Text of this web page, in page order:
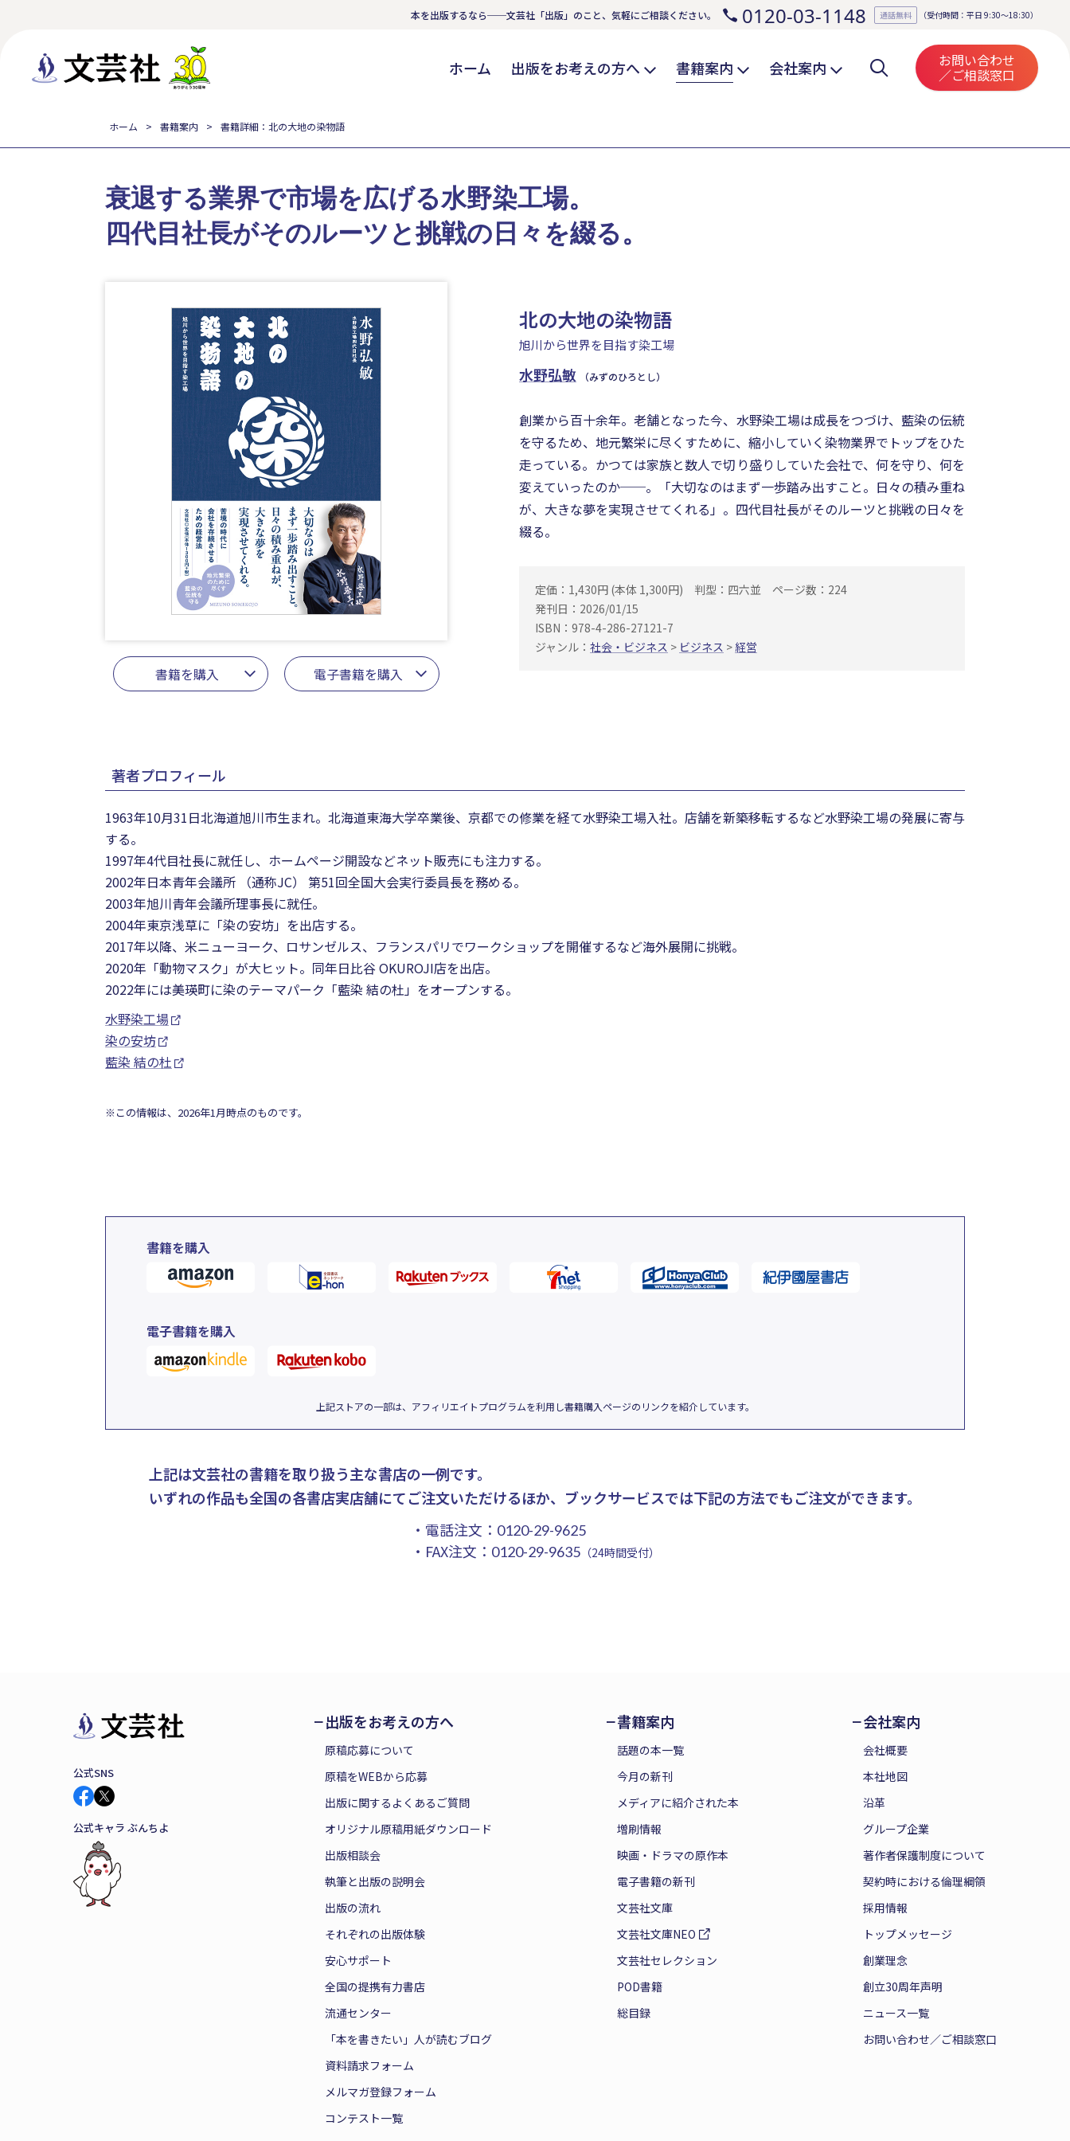
本を出版するなら──文芸社「出版」のこと、気軽にご相談ください。 0120-03-1148 通話無料 （受付時間：平日 9:30～18:30）
ホーム 出版をお考えの方へ 書籍案内 会社案内 お問い合わせ
／ご相談窓口
ホーム 書籍案内 書籍詳細：北の大地の染物語
北の大地の染物語
旭川から世界を目指す染工場
水野弘敏 （みずのひろとし）
書籍を購入 電子書籍を購入
衰退する業界で市場を広げる水野染工場。
四代目社長がそのルーツと挑戦の日々を綴る。
創業から百十余年。老舗となった今、水野染工場は成長をつづけ、藍染の伝統
を守るため、地元繁栄に尽くすために、縮小していく染物業界でトップをひた
走っている。かつては家族と数人で切り盛りしていた会社で、何を守り、何を
変えていったのか──。「大切なのはまず一歩踏み出すこと。日々の積み重ね
が、大きな夢を実現させてくれる」。四代目社長がそのルーツと挑戦の日々を
綴る。
定価：1,430円 (本体 1,300円) 判型：四六並
ページ数：224
発刊日：2026/01/15
ISBN：978-4-286-27121-7
ジャンル： 社会・ビジネス > ビジネス >経営
著者プロフィール
1963年10月31日北海道旭川市生まれ。北海道東海大学卒業後、京都での修業を経て水野染工場入社。店舗を新築移転するなど水野染工場の発展に寄与
する。
1997年4代目社長に就任し、ホームページ開設などネット販売にも注力する。
2002年日本青年会議所 （通称JC） 第51回全国大会実行委員長を務める。
2003年旭川青年会議所理事長に就任。
2004年東京浅草に「染の安坊」を出店する。
2017年以降、米ニューヨーク、ロサンゼルス、フランスパリでワークショップを開催するなど海外展開に挑戦。
2020年「動物マスク」が大ヒット。同年日比谷 OKUROJI店を出店。
2022年には美瑛町に染のテーマパーク「藍染 結の杜」をオープンする。
水野染工場
染の安坊
藍染 結の杜
※この情報は、2026年1月時点のものです。
書籍を購入
電子書籍を購入
上記ストアの一部は、アフィリエイトプログラムを利用し書籍購入ページのリンクを紹介しています。
上記は文芸社の書籍を取り扱う主な書店の一例です。
いずれの作品も全国の各書店実店舗にてご注文いただけるほか、ブックサービスでは下記の方法でもご注文ができます。
・電話注文： 0120-29-9625
・FAX注文： 0120-29-9635（24時間受付）
公式SNS
公式キャラ ぶんちよ
出版をお考えの方へ
原稿応募について
原稿をWEBから応募
出版に関するよくあるご質問
オリジナル原稿用紙ダウンロード
出版相談会
執筆と出版の説明会
出版の流れ
それぞれの出版体験
安心サポート
全国の提携有力書店
流通センター
「本を書きたい」人が読むブログ
資料請求フォーム
メルマガ登録フォーム
コンテスト一覧
書籍案内
話題の本一覧
今月の新刊
メディアに紹介された本
増刷情報
映画・ドラマの原作本
電子書籍の新刊
文芸社文庫
文芸社文庫NEO
文芸社セレクション
POD書籍
総目録
会社案内
会社概要
本社地図
沿革
グループ企業
著作者保護制度について
契約時における倫理綱領
採用情報
トップメッセージ
創業理念
創立30周年声明
ニュース一覧
お問い合わせ／ご相談窓口